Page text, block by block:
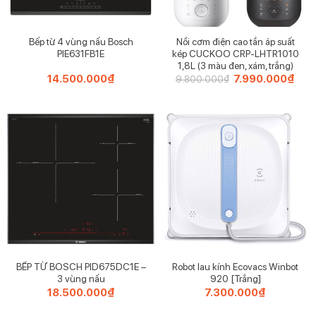
Về tính năng, ghế massage có 6 chế độ khác nhau đáp
ứng nhu cầu sử dụng của mỗi người gồm massage nhồi,
vỗ nhẹ kích hoạt và massage shiatsu truyền thống,
massage cuộn sâu, massage vỗ đập năng động mà
Bếp từ 4 vùng nấu Bosch
PIE631FB1E
14.500.000₫
Nồi cơm điện cao tần áp suất
kép CUCKOO CRP-LHTR1010
1,8L (3 màu đen, xám, trắng)
9.800.000₫ Giá
7.990.000₫
BẾP TỪ BOSCH PID675DC1E –
3 vùng nấu
18.500.000₫
Robot lau kính Ecovacs Winbot
920 [Trắng]
7.300.000₫